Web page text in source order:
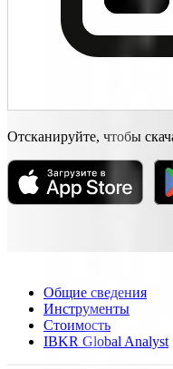
Отсканируйте, чтобы
Общие сведения
Инструменты
Стоимость
IBKR Global Analyst